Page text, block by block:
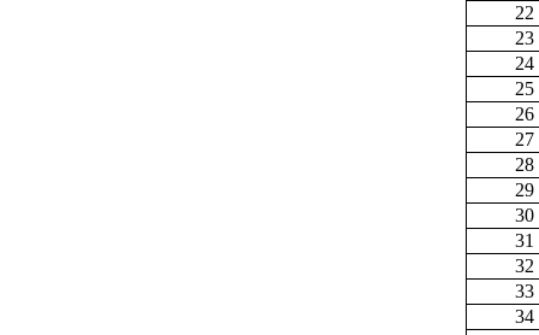
22
23
24
25
26
27
28
29
30
31
32
33
34